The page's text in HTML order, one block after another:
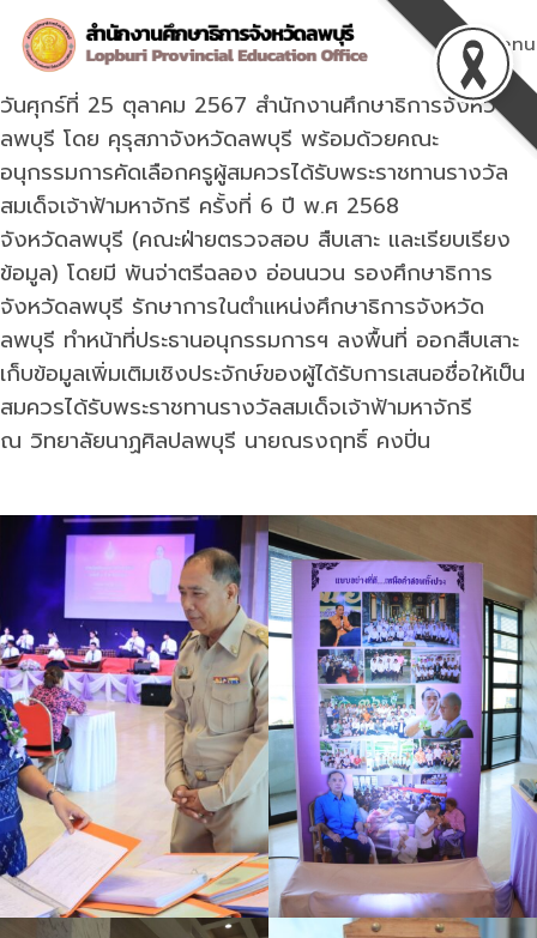
content
Menu
วันศุกร์ที่ 25 ตุลาคม 2567 สำนักงานศึกษาธิการจังหวัด
ลพบุรี โดย คุรุสภาจังหวัดลพบุรี พร้อมด้วยคณะ
อนุกรรมการคัดเลือกครูผู้สมควรได้รับพระราชทานรางวัล
สมเด็จเจ้าฟ้ามหาจักรี ครั้งที่ 6 ปี พ.ศ 2568
จังหวัดลพบุรี (คณะฝ่ายตรวจสอบ สืบเสาะ และเรียบเรียง
ข้อมูล) โดยมี พันจ่าตรีฉลอง อ่อนนวน รองศึกษาธิการ
จังหวัดลพบุรี รักษาการในตำแหน่งศึกษาธิการจังหวัด
ลพบุรี ทำหน้าที่ประธานอนุกรรมการฯ ลงพื้นที่ ออกสืบเสาะ
เก็บข้อมูลเพิ่มเติมเชิงประจักษ์ของผู้ได้รับการเสนอชื่อให้เป็น
สมควรได้รับพระราชทานรางวัลสมเด็จเจ้าฟ้ามหาจักรี
ณ วิทยาลัยนาฏศิลปลพบุรี นายณรงฤทธิ์ คงปิ่น